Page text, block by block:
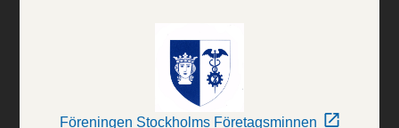
Föreningen Stockholms Företagsminnen